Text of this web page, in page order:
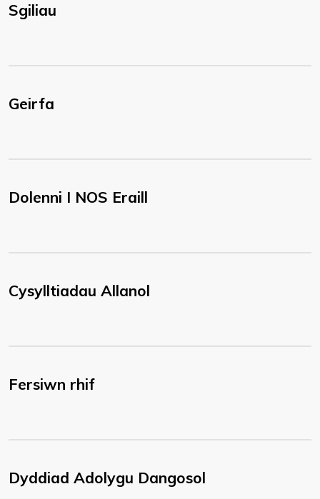
Sgiliau
Geirfa
Dolenni I NOS Eraill
Cysylltiadau Allanol
Fersiwn rhif
Dyddiad Adolygu Dangosol